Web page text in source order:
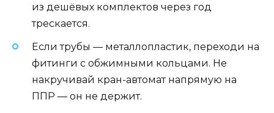
из дешёвых комплектов через год
трескается.
Если трубы — металлопластик, переходи на
фитинги с обжимными кольцами. Не
накручивай кран-автомат напрямую на
ППР — он не держит.